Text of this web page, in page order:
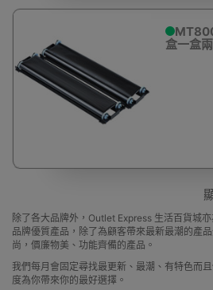
盒一盒
除了各大品牌外，Outlet Express 生活百貨城
品牌優質產品，除了為顧客帶來最新最潮的產
尚，價廉物美、功能齊備的產品。
我們每月會固定尋找最更新、最潮、有特色而
度為你帶來你的最好選擇。